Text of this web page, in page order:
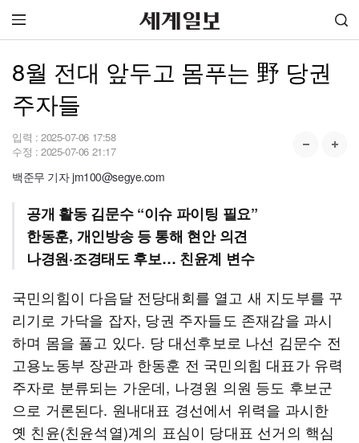
8월 전대 앞두고 몸푸는 野 당권
주자들
입력 : 2025-07-06 17:58
수정 : 2025-07-06 21:17
백준무 기자 jm100@segye.com
공개 활동 김문수 “이슈 파이팅 필요”
한동훈, 개인방송 등 통해 현안 의견
나경원·조경태도 후보… 친윤계 변수
국민의힘이 다음달 전당대회를 열고 새 지도부를 꾸
리기로 가닥을 잡자, 당권 주자들도 존재감을 과시
하며 몸을 풀고 있다. 당 대선후보로 나선 김문수 전
고용노동부 장관과 한동훈 전 국민의힘 대표가 유력
주자로 분류되는 가운데, 나경원 의원 등도 후보군
으로 거론된다. 원내대표 경선에서 위력을 과시한
옛 친윤(친윤석열)계의 표심이 당대표 선거의 핵심